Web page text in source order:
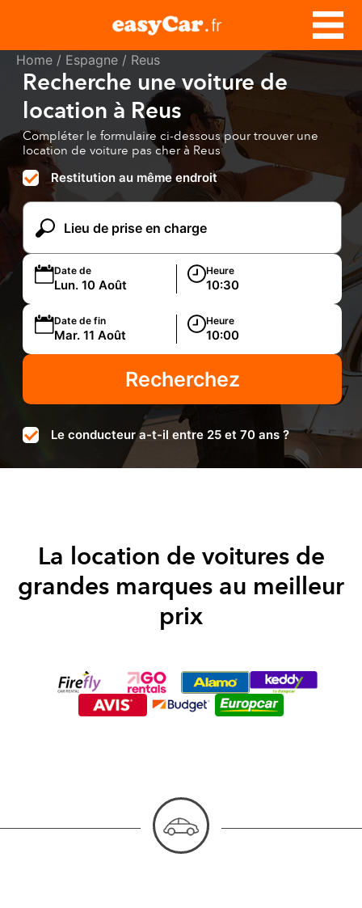
Home / Espagne / Reus
Recherche une voiture de
location à Reus
Compléter le formulaire ci-dessous pour trouver une
location de voiture pas cher à Reus
Restitution au même endroit
Date de Heure
Date de fin Heure
Le conducteur a-t-il entre 25 et 70 ans ?
La location de voitures de
grandes marques au meilleur
prix